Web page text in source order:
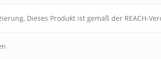
, Dieses Produkt ist gemäß der REACH-